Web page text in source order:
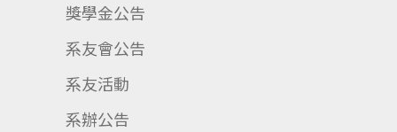
獎學金公告
系友會公告
系友活動
系辦公告